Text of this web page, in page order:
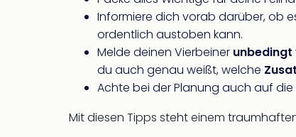
Informiere dich vorab darüber, ob
ordentlich austoben kann.
Melde deinen Vierbeiner
du auch genau weißt, welche
Achte bei der Planung auch auf die
Mit diesen Tipps steht einem